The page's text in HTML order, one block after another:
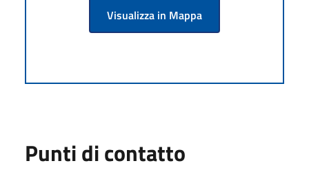
Visualizza in Mappa
Punti di contatto